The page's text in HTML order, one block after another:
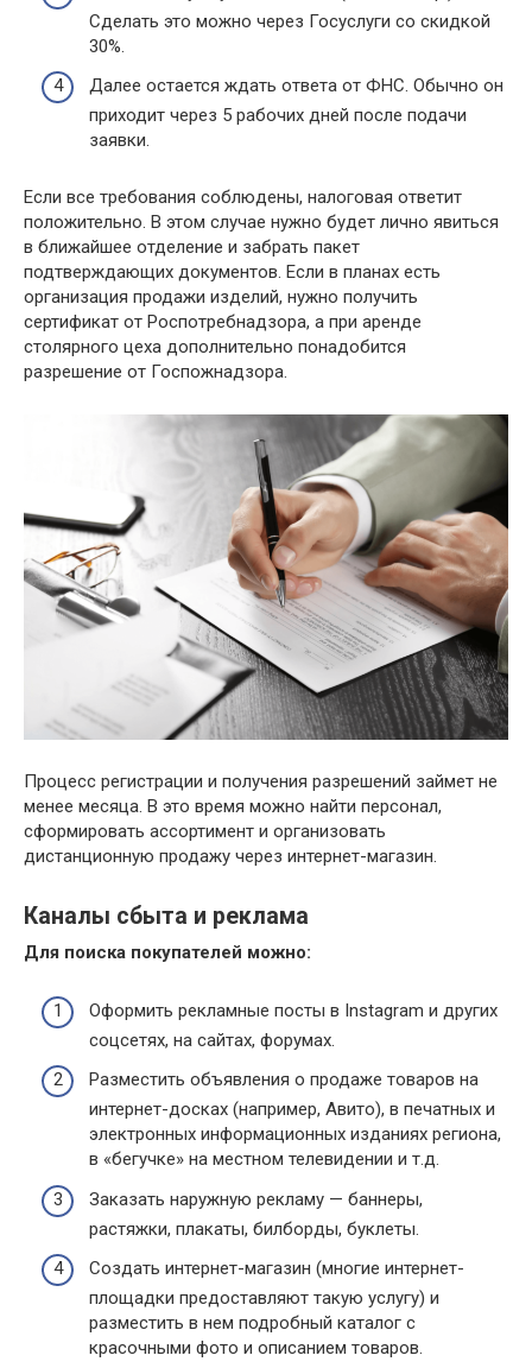
Сделать это можно через Госуслуги со скидкой
30%.
Далее остается ждать ответа от ФНС. Обычно он
приходит через 5 рабочих дней после подачи
заявки.
Если все требования соблюдены, налоговая ответит
положительно. В этом случае нужно будет лично явиться
в ближайшее отделение и забрать пакет
подтверждающих документов. Если в планах есть
организация продажи изделий, нужно получить
сертификат от Роспотребнадзора, а при аренде
столярного цеха дополнительно понадобится
разрешение от Госпожнадзора.
Процесс регистрации и получения разрешений займет не
менее месяца. В это время можно найти персонал,
сформировать ассортимент и организовать
дистанционную продажу через интернет-магазин.
Каналы сбыта и реклама
Для поиска покупателей можно:
Оформить рекламные посты в Instagram и других
соцсетях, на сайтах, форумах.
Разместить объявления о продаже товаров на
интернет-досках (например, Авито), в печатных и
электронных информационных изданиях региона,
в «бегучке» на местном телевидении и т.д.
Заказать наружную рекламу — баннеры,
растяжки, плакаты, билборды, буклеты.
Создать интернет-магазин (многие интернет-
площадки предоставляют такую услугу) и
разместить в нем подробный каталог с
красочными фото и описанием товаров.